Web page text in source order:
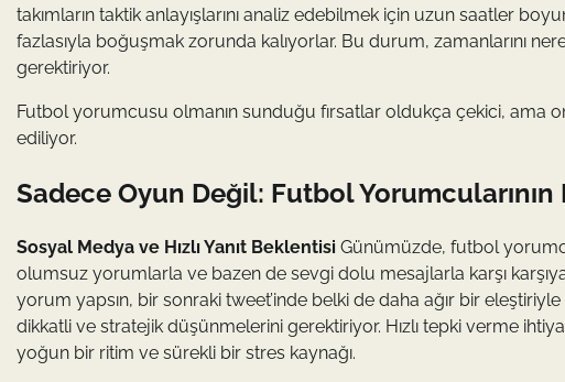
takımların taktik anlayışlarını analiz edebilmek için uzun saatler
fazlasıyla boğuşmak zorunda kalıyorlar. Bu durum, zamanlarını
gerektiriyor.
Futbol yorumcusu olmanın sunduğu fırsatlar oldukça çekici, ama
ediliyor.
Sadece Oyun Değil: Futbol
Sosyal Medya ve Hızlı Yanıt Beklentisi Günümüzde, futbol
olumsuz yorumlarla ve bazen de sevgi dolu mesajlarla karşı
yorum yapsın, bir sonraki tweet’inde belki de daha ağır bir
dikkatli ve stratejik düşünmelerini gerektiriyor. Hızlı tepki verme
yoğun bir ritim ve sürekli bir stres kaynağı.